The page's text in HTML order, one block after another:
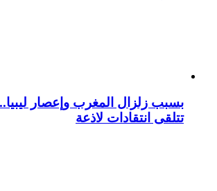
بسبب زلزال المغرب وإعصار
تتلقى انتقادات لاذعة